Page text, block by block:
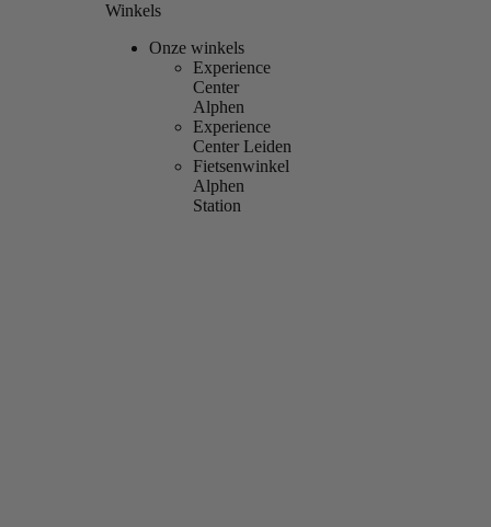
Winkels
Onze winkels
Experience
Center
Alphen
Experience
Center Leiden
Fietsenwinkel
Alphen
Station